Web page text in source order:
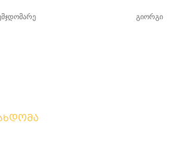
თავმჯდომარე გიორგი